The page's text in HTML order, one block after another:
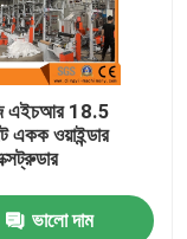
এইচআর 18.5
একক ওয়াইন্ডার
ভালো দাম